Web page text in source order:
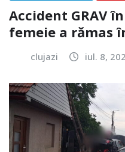
Accident GRAV
femeie a rămas
clujazi iul. 8,